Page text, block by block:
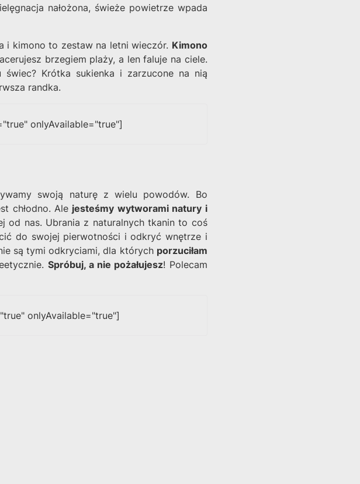
nałożona, świeże powietrze wpada
i kimono to zestaw na letni wieczór. Kimono
brzegiem plaży, a len faluje na ciele.
Krótka sukienka i zarzucone na nią
randka.
onlyAvailable="true"]
swoją naturę z wielu powodów. Bo
chłodno. Ale jesteśmy wytworami natury i
od nas. Ubrania z naturalnych tkanin to coś
do swojej pierwotności i odkryć wnętrze i
są tymi odkryciami, dla których porzuciłam
Spróbuj, a nie pożałujesz! Polecam
onlyAvailable="true"]